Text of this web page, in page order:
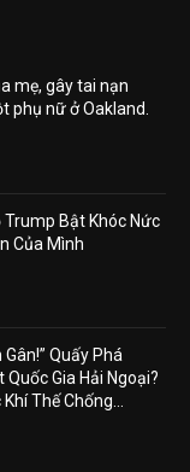
mẹ, gây tai nạn
phụ nữ ở Oakland.
Trump Bật Khóc Nức
Của Mình
Gân!” Quấy Phá
Gia Hải Ngoại?
Thế Chống...